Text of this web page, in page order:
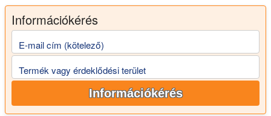
Információkérés
E-mail cím (kötelező)
Termék vagy érdeklődési terület
Információkérés